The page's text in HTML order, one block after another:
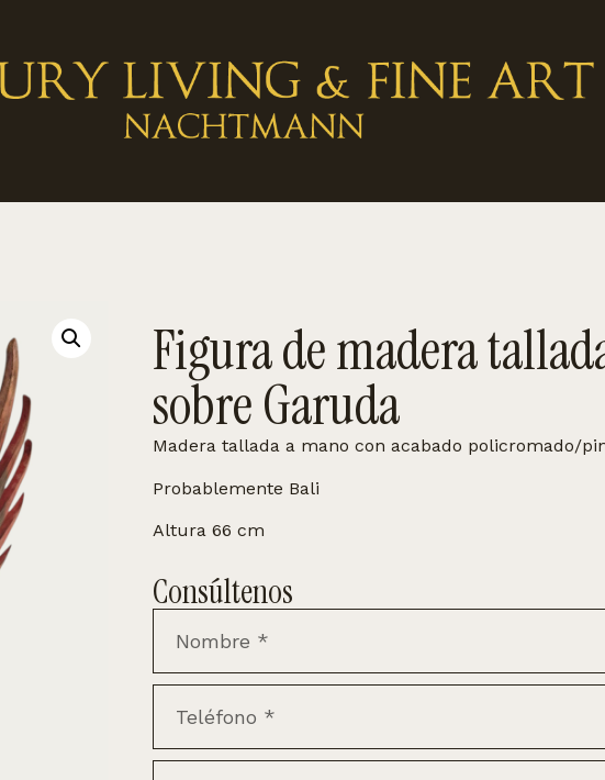
Figura de madera
sobre Garuda
Madera tallada a mano con acabado policromado/
Probablemente Bali
Altura 66 cm
Consúltenos